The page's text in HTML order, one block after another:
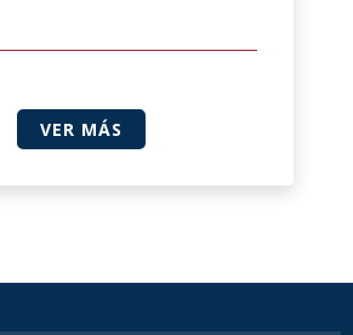
VER MÁS